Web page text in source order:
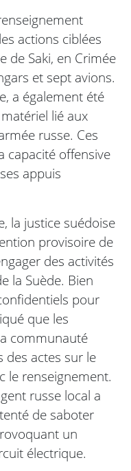
actions ciblées
de Saki, en Crimée
et sept avions.
a également été
lié aux
russe. Ces
capacité offensive
appuis
la justice suédoise
provisoire de
des activités
la Suède. Bien
pour
que les
communauté
des actes sur le
le renseignement.
russe local a
de saboter
un
électrique.